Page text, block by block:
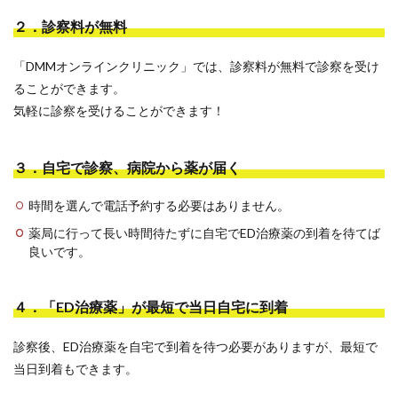
２．診察料が無料
「DMMオンラインクリニック」では、診察料が無料で診察を受け
ることができます。
気軽に診察を受けることができます！
３．自宅で診察、病院から薬が届く
時間を選んで電話予約する必要はありません。
薬局に行って長い時間待たずに自宅でED治療薬の到着を待てば
良いです。
４．「ED治療薬」が最短で当日自宅に到着
診察後、ED治療薬を自宅で到着を待つ必要がありますが、最短で
当日到着もできます。